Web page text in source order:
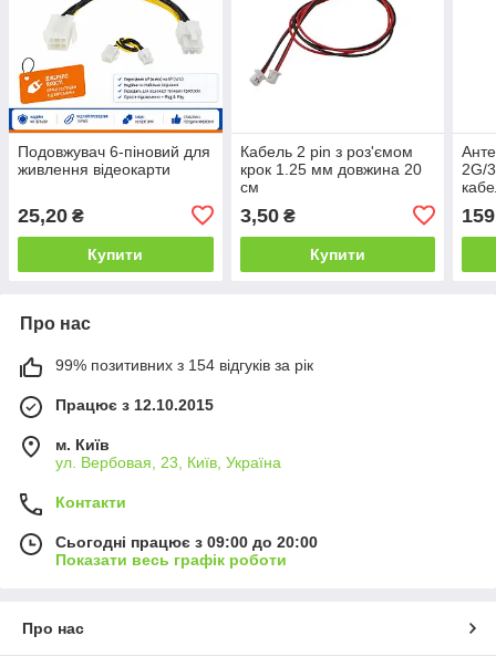
Подовжувач 6-піновий для
живлення відеокарти
25,20 ₴
Купити
Кабель 2 pin з роз'ємом
крок 1.25 мм довжина 20
см
3,50₴
Купити
2G/
Про нас
99% позитивних з 154 відгуків за рік
Працює з 12.10.2015
м. Київ
ул. Вербовая, 23, Київ, Україна
Контакти
Сьогодні працює з 09:00 до 20:00
Показати весь графік роботи
Про нас